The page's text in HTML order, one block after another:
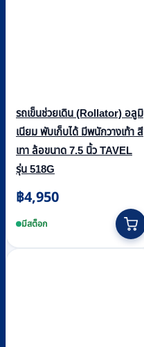
รถเข็นช่วยเดิน (Rollator) อลูมิ
เนียม พับเก็บได้ มีพนักวางเท้า สี
เทา ล้อขนาด 7.5 นิ้ว TAVEL
รุ่น 518G
฿4,950
มีสต็อก